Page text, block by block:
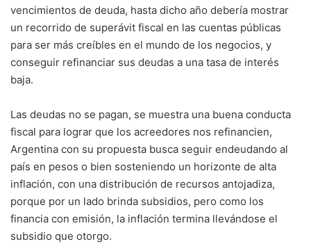
vencimientos de deuda, hasta dicho año debería mostrar
un recorrido de superávit fiscal en las cuentas públicas
para ser más creíbles en el mundo de los negocios, y
conseguir refinanciar sus deudas a una tasa de interés
baja.
Las deudas no se pagan, se muestra una buena conducta
fiscal para lograr que los acreedores nos refinancien,
Argentina con su propuesta busca seguir endeudando al
país en pesos o bien sosteniendo un horizonte de alta
inflación, con una distribución de recursos antojadiza,
porque por un lado brinda subsidios, pero como los
financia con emisión, la inflación termina llevándose el
subsidio que otorgo.